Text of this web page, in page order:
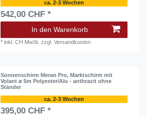
ca. 2-3 Wochen
542,00 CHF *
In den Warenkorb
*inkl. CH MwSt. zzgl.Versandkosten
Sonnenschirm Meran Pro, Marktschirm mit
Volant ø 5m Polyester/Alu - anthrazit ohne
Ständer
ca. 2-3 Wochen
395,00 CHF *